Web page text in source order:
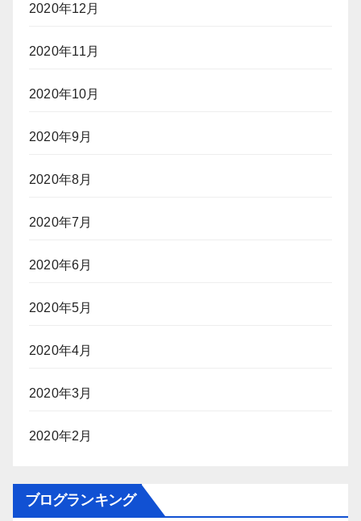
2020年12月
2020年11月
2020年10月
2020年9月
2020年8月
2020年7月
2020年6月
2020年5月
2020年4月
2020年3月
2020年2月
ブログランキング